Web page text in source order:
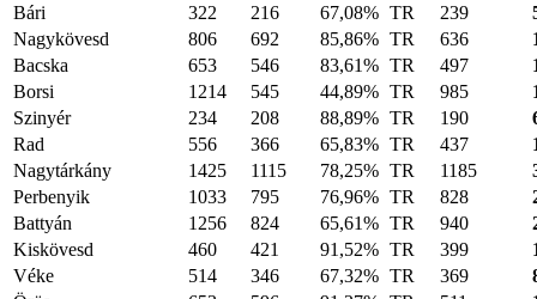
Bári
322 216 67,08% TR 239
Nagykövesd
806 692 85,86% TR 636
Bacska
653 546 83,61% TR 497
Borsi
1214 545 44,89% TR 985
Szinyér
234 208 88,89% TR 190
Rad
556 366 65,83% TR 437
Nagytárkány
1425 1115 78,25% TR 1185
Perbenyik
1033 795 76,96% TR 828
Battyán
1256 824 65,61% TR 940
Kiskövesd
460 421 91,52% TR 399
Véke
514 346 67,32% TR 369